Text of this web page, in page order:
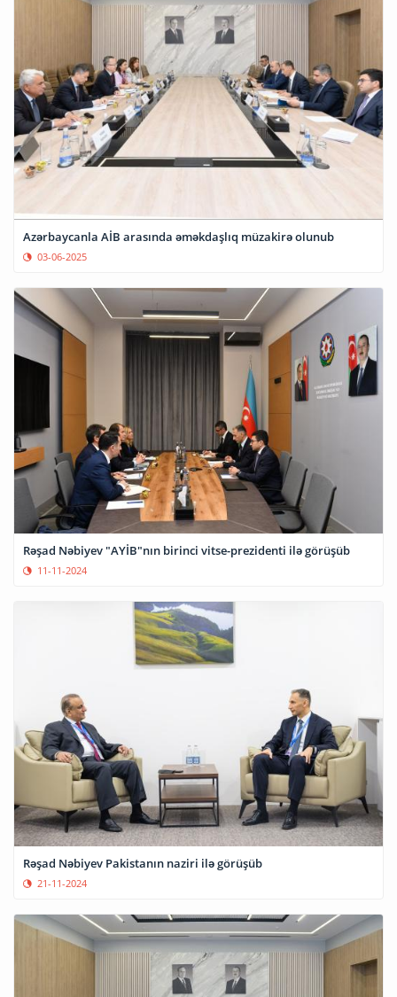
Azərbaycanla AİB arasında əməkdaşlıq müzakirə olunub
03-06-2025
Rəşad Nəbiyev "AYİB"nın birinci vitse-prezidenti ilə görüşüb
11-11-2024
Rəşad Nəbiyev Pakistanın naziri ilə görüşüb
21-11-2024